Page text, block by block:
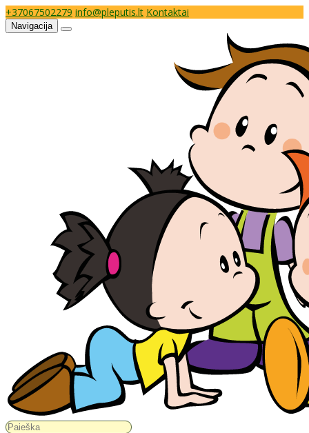
+37067502279 info@pleputis.lt Kontaktai
Navigacija